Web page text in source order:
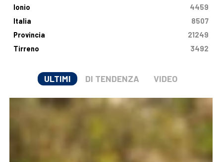
Ionio
4459
Italia
8507
Provincia
21249
Tirreno
3492
ULTIMI DI TENDENZA VIDEO